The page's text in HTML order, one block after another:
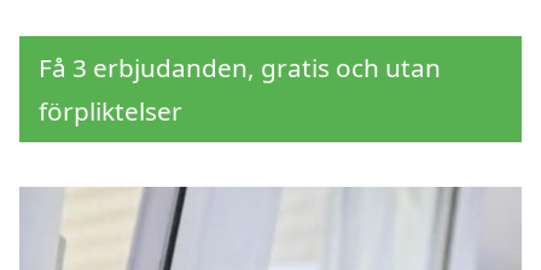
Få 3 erbjudanden, gratis och utan
förpliktelser